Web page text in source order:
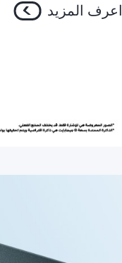
اعرف المزيد